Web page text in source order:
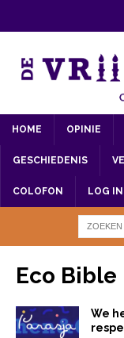
HOME OPINIE
GESCHIEDENIS
COLOFON LOG IN
Eco Bible
We